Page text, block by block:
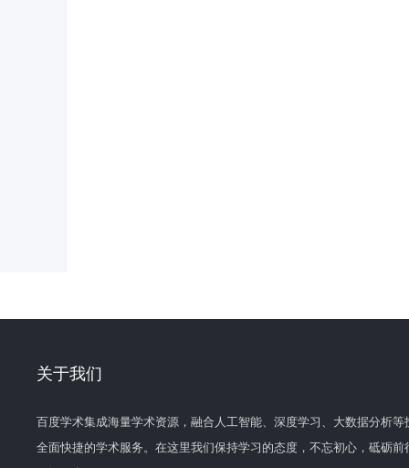
关于我们
百度学术集成海量学术资源，融合人工智能、深度学习、大数据分析
全面快捷的学术服务。在这里我们保持学习的态度，不忘初心，砥砺前